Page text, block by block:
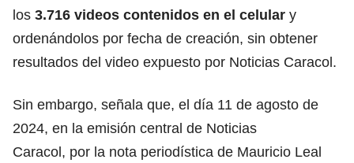
los 3.716 videos contenidos en el celular y
ordenándolos por fecha de creación, sin obtener
resultados del video expuesto por Noticias Caracol.
Sin embargo, señala que, el día 11 de agosto de
2024, en la emisión central de Noticias
Caracol, por la nota periodística de Mauricio Leal